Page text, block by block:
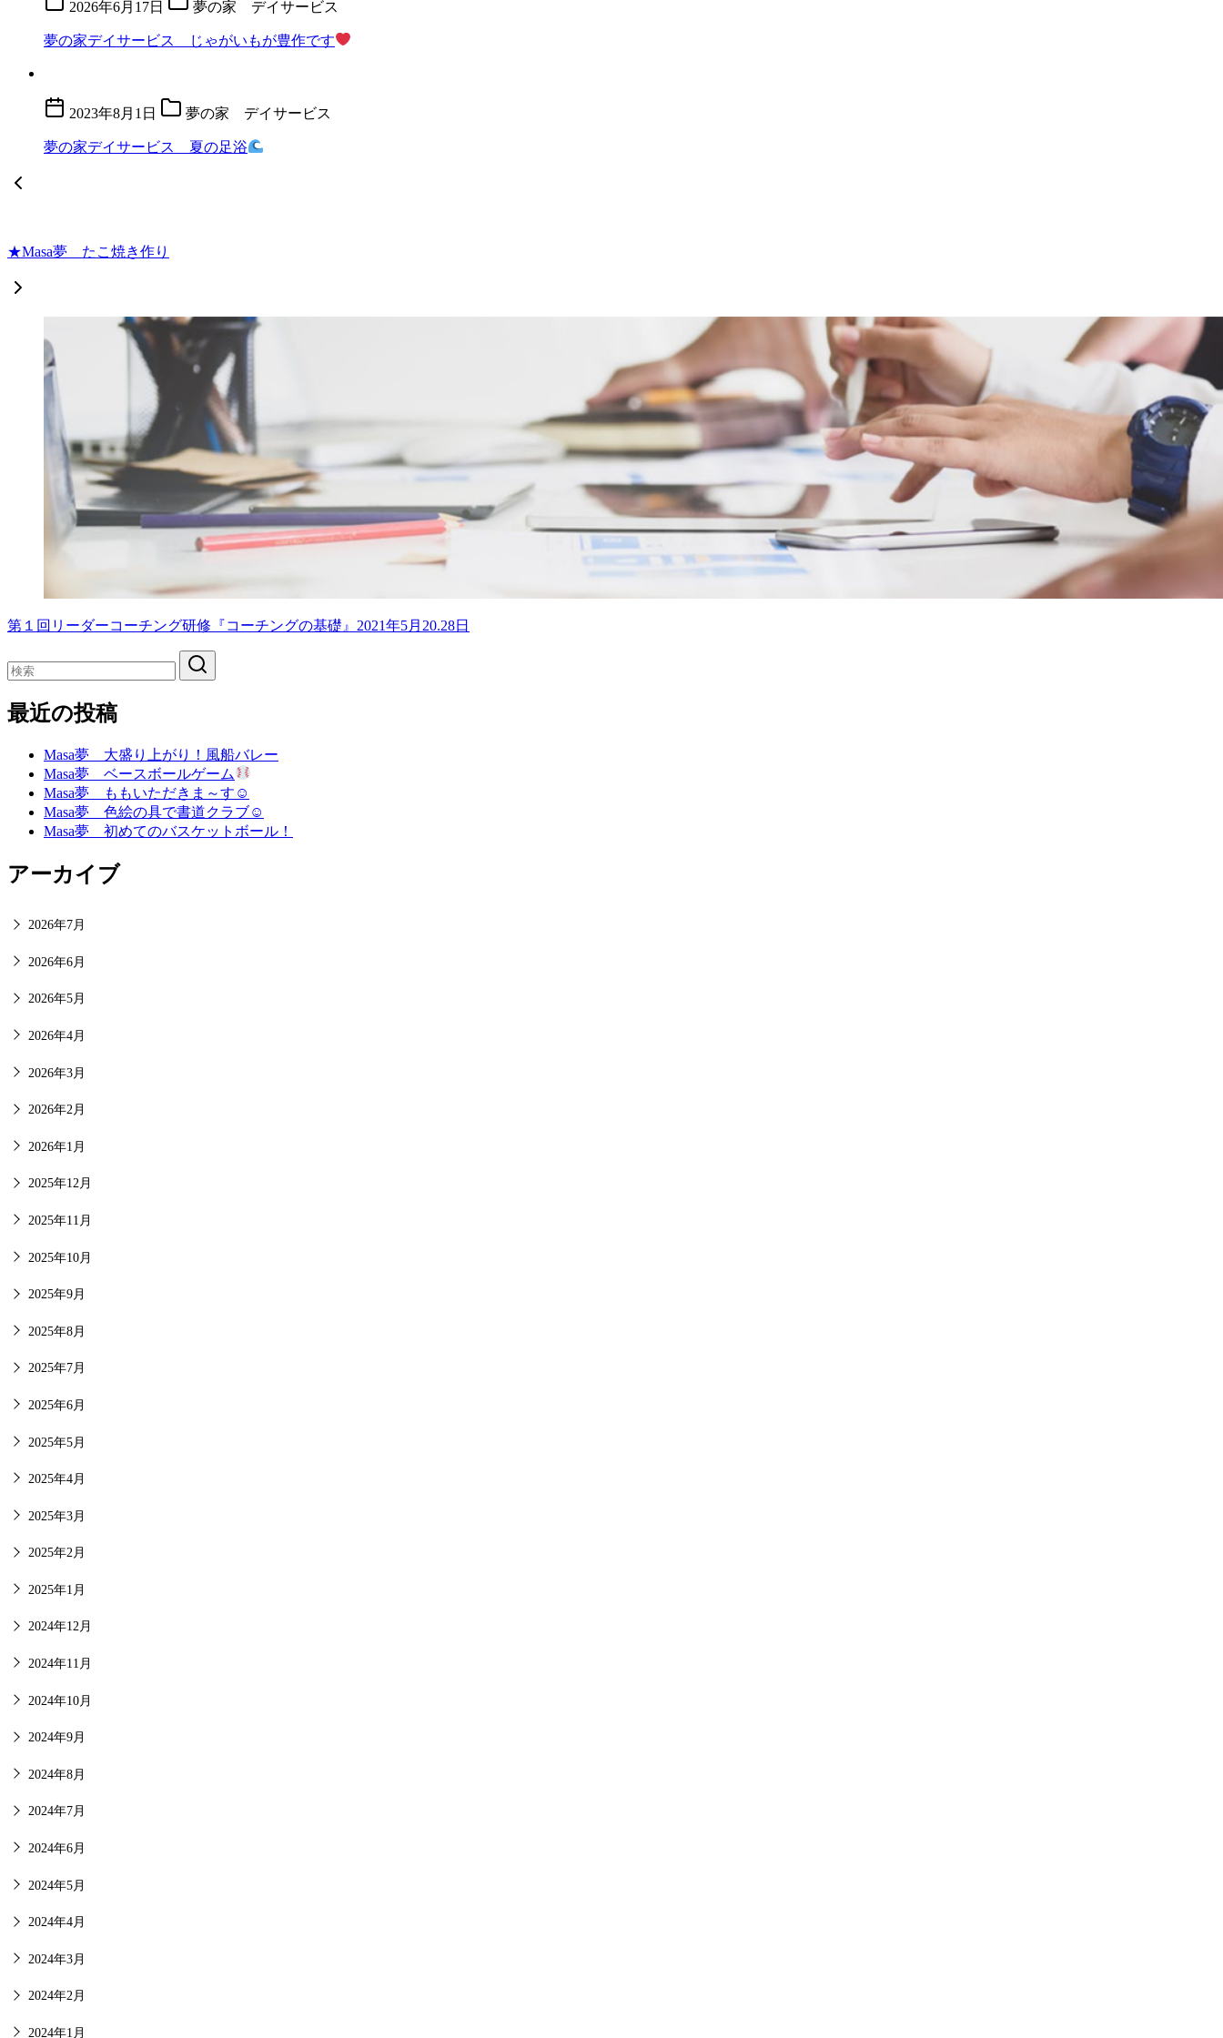
2026年6月17日 夢の家 デイサービス
夢の家デイサービス じゃがいもが豊作です
2023年8月1日 夢の家 デイサービス
夢の家デイサービス 夏の足浴
★Masa夢 たこ焼き作り
第１回リーダーコーチング研修『コーチングの基礎』2021年5月20.28日
最近の投稿
Masa夢 大盛り上がり！風船バレー
Masa夢 ベースボールゲーム
Masa夢 ももいただきま～す☺
Masa夢 色絵の具で書道クラブ☺
Masa夢 初めてのバスケットボール！
アーカイブ
2026年7月
2026年6月
2026年5月
2026年4月
2026年3月
2026年2月
2026年1月
2025年12月
2025年11月
2025年10月
2025年9月
2025年8月
2025年7月
2025年6月
2025年5月
2025年4月
2025年3月
2025年2月
2025年1月
2024年12月
2024年11月
2024年10月
2024年9月
2024年8月
2024年7月
2024年6月
2024年5月
2024年4月
2024年3月
2024年2月
2024年1月